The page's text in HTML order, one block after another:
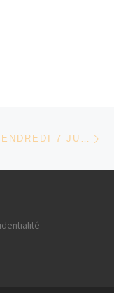
VENDREDI 7 JUILLET 2017 CINÉMA EN PLEIN AIR (GRATUIT)